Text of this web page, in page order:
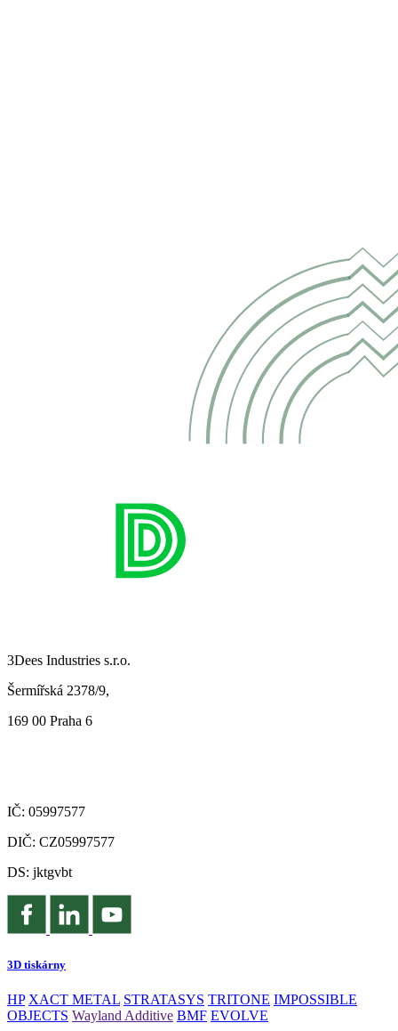
3Dees Industries s.r.o.
Šermířská 2378/9,
169 00 Praha 6
IČ: 05997577
DIČ: CZ05997577
DS: jktgvbt
3D tiskárny
HP XACT METAL STRATASYS TRITONE IMPOSSIBLE
OBJECTS Wayland Additive BMF EVOLVE